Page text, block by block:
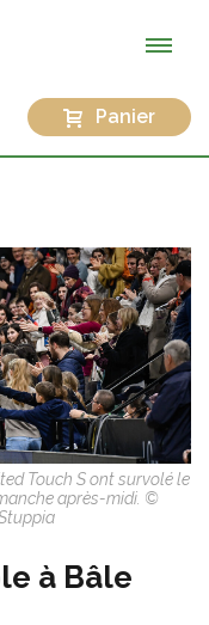
Panier
Touch S ont survolé le
après-midi. ©
à Bâle